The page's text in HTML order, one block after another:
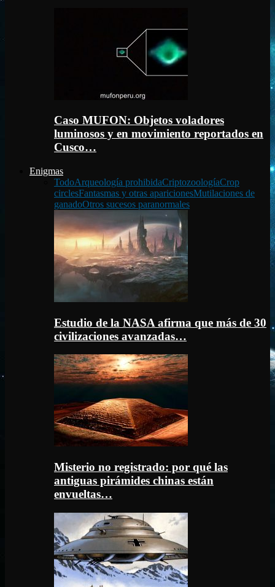
Caso MUFON: Objetos voladores
luminosos y en movimiento reportados en
Cusco…
Enigmas
TodoArqueología prohibidaCriptozoologíaCrop
circlesFantasmas y otras aparicionesMutilaciones de
ganadoOtros sucesos paranormales
Estudio de la NASA afirma que más de 30
civilizaciones avanzadas…
Misterio no registrado: por qué las
antiguas pirámides chinas están
envueltas…